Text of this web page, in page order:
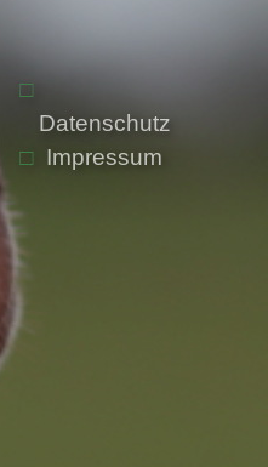
Datenschutz
Impressum